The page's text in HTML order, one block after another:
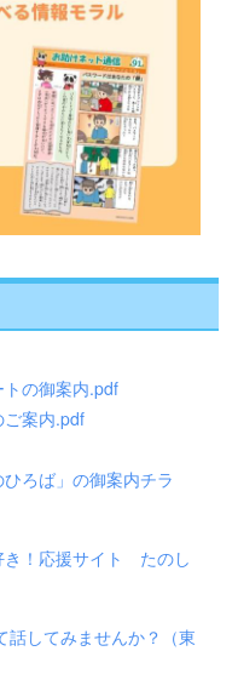
の御案内.pdf
案内.pdf
ろば」の御案内チラ
き！応援サイト たのし
話してみませんか？（東